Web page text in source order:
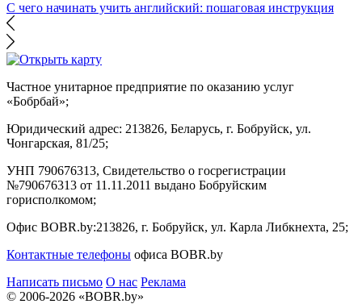
С чего начинать учить английский: пошаговая инструкция
Частное унитарное предприятие по оказанию услуг
«Бобрбай»;
Юридический адрес: 213826, Беларусь, г. Бобруйск, ул.
Чонгарская, 81/25;
УНП 790676313, Свидетельство о госрегистрации
№790676313 от 11.11.2011 выдано Бобруйским
горисполкомом;
Офис BOBR.by:213826, г. Бобруйск, ул. Карла Либкнехта, 25;
Контактные телефоны офиса BOBR.by
Написать письмо О нас Реклама
© 2006-2026 «BOBR.by»